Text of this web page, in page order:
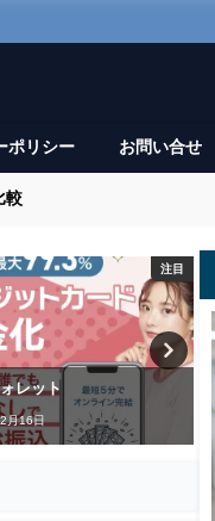
ポリシー お問い合せ
較
注目
レット
月16日